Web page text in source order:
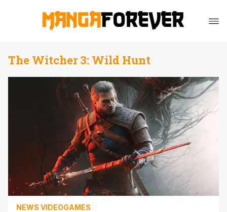
The Witcher 3: Wild Hunt
NEWS VIDEOGAMES